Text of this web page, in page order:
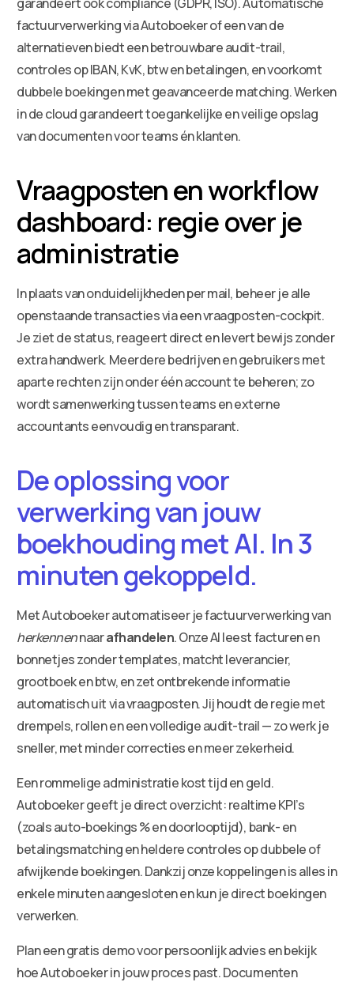
factuurverwerking via Autoboeker of een van de
alternatieven biedt een betrouwbare audit-trail,
controles op IBAN, KvK, btw en betalingen, en voorkomt
dubbele boekingen met geavanceerde matching. Werken
in de cloud garandeert toegankelijke en veilige opslag
van documenten voor teams én klanten.
Vraagposten en workflow
dashboard: regie over je
administratie
In plaats van onduidelijkheden per mail, beheer je alle
openstaande transacties via een vraagposten-cockpit.
Je ziet de status, reageert direct en levert bewijs zonder
extra handwerk. Meerdere bedrijven en gebruikers met
aparte rechten zijn onder één account te beheren; zo
wordt samenwerking tussen teams en externe
accountants eenvoudig en transparant.
De oplossing voor
verwerking van jouw
boekhouding met AI. In 3
minuten gekoppeld.
Met Autoboeker automatiseer je factuurverwerking van
herkennennaarafhandelen. Onze AI leest facturen en
bonnetjes zonder templates, matcht leverancier,
grootboek en btw, en zet ontbrekende informatie
automatisch uit via vraagposten. Jij houdt de regie met
drempels, rollen en een volledige audit-trail — zo werk je
sneller, met minder correcties en meer zekerheid.
Een rommelige administratie kost tijd en geld.
Autoboeker geeft je direct overzicht: realtime KPI’s
(zoals auto-boekings % en doorlooptijd), bank- en
betalingsmatching en heldere controles op dubbele of
afwijkende boekingen. Dankzij onze koppelingen is alles in
enkele minuten aangesloten en kun je direct boekingen
verwerken.
Plan een gratis demo voor persoonlijk advies en bekijk
hoe Autoboeker in jouw proces past. Documenten